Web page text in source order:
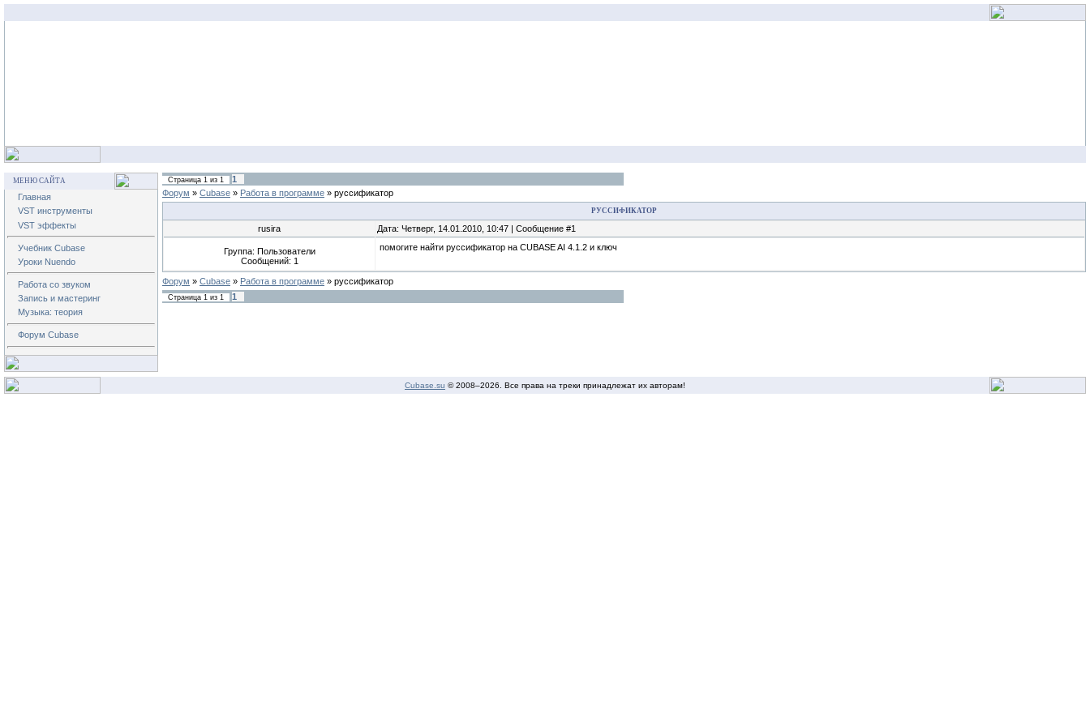
МЕНЮ САЙТА
Главная
VST инструменты
VST эффекты
Учебник Cubase
Уроки Nuendo
Работа со звуком
Запись и мастеринг
Музыка: теория
Форум Cubase
Страница 1 из 1
1
Форум » Cubase » Работа в программе » руссификатор
РУССИФИКАТОР
rusira Дата: Четверг, 14.01.2010, 10:47 | Сообщение #1
Группа: Пользователи
Сообщений: 1
помогите найти руссификатор на CUBASE AI 4.1.2 и ключ
Форум » Cubase » Работа в программе » руссификатор
Страница 1 из 1 1
Cubase.su © 2008–2026. Все права на треки принадлежат их авторам!